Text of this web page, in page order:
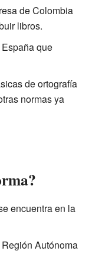
de Colombia
libros.
que
de ortografía
normas ya
encuentra en la
Autónoma